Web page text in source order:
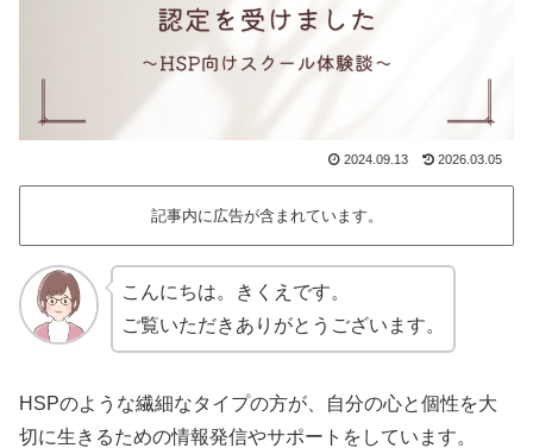
2024.09.13 2026.03.05
記事内に広告が含まれています。
こんにちは。きくえです。
ご覧いただきありがとうございます。
HSPのような繊細なタイプの方が、自分の心と個性を大
切に生きるための情報発信やサポートをしています。